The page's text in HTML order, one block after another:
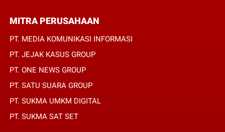
MITRA PERUSAHAAN
PT. MEDIA KOMUNIKASI INFORMASI
PT. JEJAK KASUS GROUP
PT. ONE NEWS GROUP
PT. SATU SUARA GROUP
PT. SUKMA UMKM DIGITAL
PT. SUKMA SAT SET